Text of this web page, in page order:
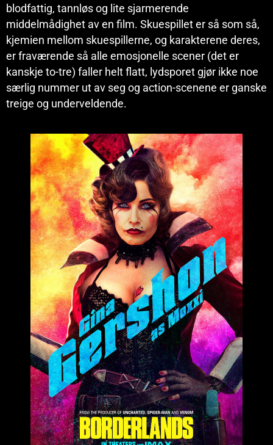
blodfattig, tannløs og lite sjarmerende
middelmådighet av en film. Skuespillet er så som så,
kjemien mellom skuespillerne, og karakterene deres,
er fraværende så alle emosjonelle scener (det er
kanskje to-tre) faller helt flatt, lydsporet gjør ikke noe
særlig nummer ut av seg og action-scenene er ganske
treige og underveldende.